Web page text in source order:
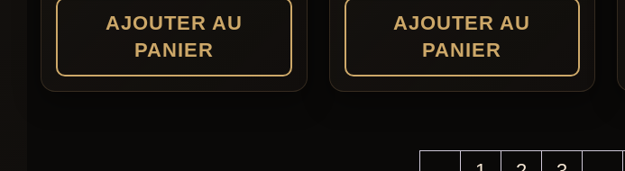
AJOUTER AU
PANIER
AJOUTER AU
PANIER